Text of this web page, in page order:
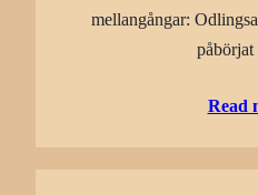
mellangångar:
Read